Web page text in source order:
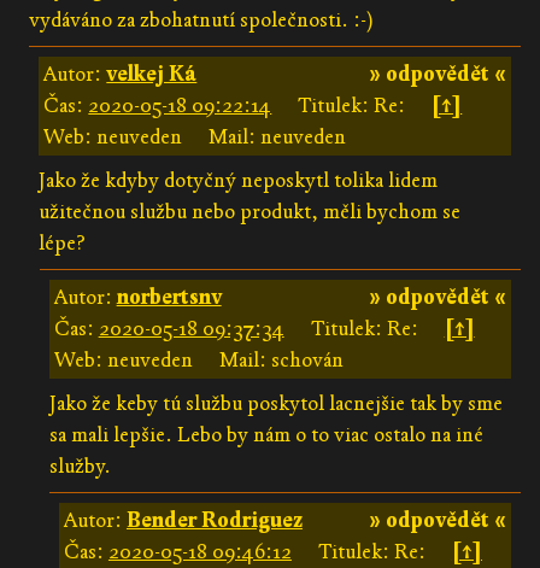
vydáváno za zbohatnutí společnosti. :-)
» odpovědět «
Autor:velkej Ká
Čas: 2020-05-18 09:22:14 Titulek: Re:
[↑]
Web: neuveden
Mail: neuveden
Jako že kdyby dotyčný neposkytl tolika lidem
užitečnou službu nebo produkt, měli bychom se
lépe?
» odpovědět «
Autor:norbertsnv
Čas: 2020-05-18 09:37:34 Titulek: Re:
[↑]
Web: neuveden
Mail: schován
Jako že keby tú službu poskytol lacnejšie tak by sme
sa mali lepšie. Lebo by nám o to viac ostalo na iné
služby.
» odpovědět «
Autor: Bender Rodriguez
Čas: 2020-05-18 09:46:12 Titulek: Re:
[↑]